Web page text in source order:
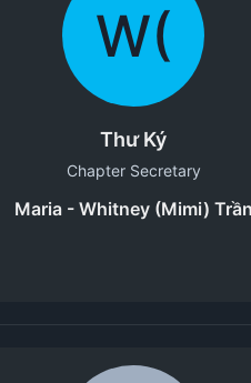
W(
Thư Ký
Chapter Secretary
Maria - Whitney (Mimi) Trần